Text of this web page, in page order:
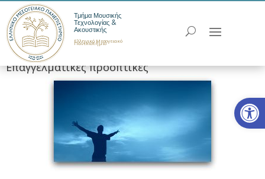
Τμήμα Μουσικής
Τεχνολογίας &
Ακουστικής
Ελληνικό Μεσογειακό
Πανεπιστήμιο
Επαγγελματικές προοπτικές